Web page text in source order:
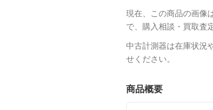
現在、この商品の画像
で、購入相談・買取査
中古計測器は在庫状況
せください。
商品概要